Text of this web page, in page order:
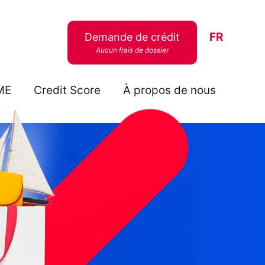
Demande de crédit
Aucun frais de dossier
FR
Credit Score À propos de nous